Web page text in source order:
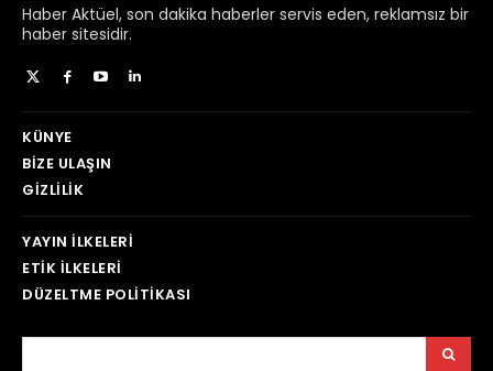
Haber Aktüel, son dakika haberler servis eden, reklamsız bir
haber sitesidir.
KÜNYE
BIZE ULAŞIN
GIZLILIK
YAYIN İLKELERI
ETIK İLKELERI
DÜZELTME POLITIKASI